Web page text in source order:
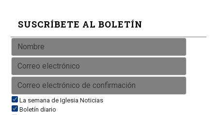
SUSCRÍBETE AL BOLETÍN
La semana de Iglesia Noticias
Boletín diario